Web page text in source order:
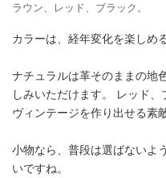
ラウン、レッド、ブラック。
カラーは、経年変化を楽しめ
ナチュラルは革そのままの地
しみいただけます。 レッド
ヴィンテージを作り出せる素
小物なら、普段は選ばないよ
いですね。